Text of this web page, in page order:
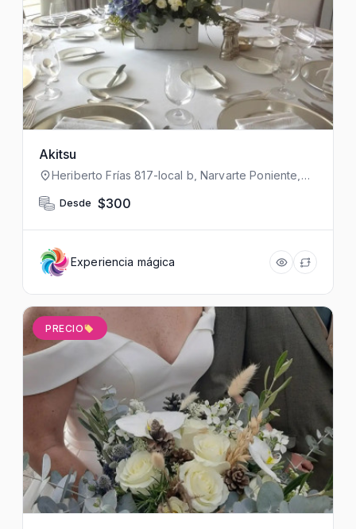
Akitsu
Heriberto Frías 817-local b, Narvarte Poniente,
México
Desde $300
Experiencia mágica
PRECIO